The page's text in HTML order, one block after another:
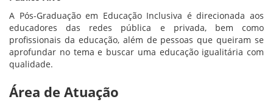
A Pós-Graduação em Educação Inclusiva é direcionada aos
educadores das redes pública e privada, bem como
profissionais da educação, além de pessoas que queiram se
aprofundar no tema e buscar uma educação igualitária com
qualidade.
Área de Atuação